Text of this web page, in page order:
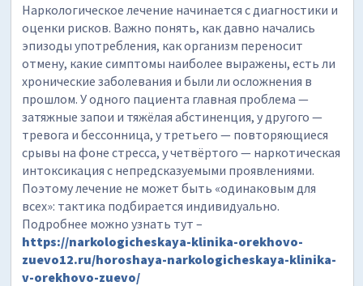
Наркологическое лечение начинается с диагностики и
оценки рисков. Важно понять, как давно начались
эпизоды употребления, как организм переносит
отмену, какие симптомы наиболее выражены, есть ли
хронические заболевания и были ли осложнения в
прошлом. У одного пациента главная проблема —
затяжные запои и тяжёлая абстиненция, у другого —
тревога и бессонница, у третьего — повторяющиеся
срывы на фоне стресса, у четвёртого — наркотическая
интоксикация с непредсказуемыми проявлениями.
Поэтому лечение не может быть «одинаковым для
всех»: тактика подбирается индивидуально.
Подробнее можно узнать тут –
https://narkologicheskaya-klinika-orekhovo-
zuevo12.ru/horoshaya-narkologicheskaya-klinika-
v-orekhovo-zuevo/